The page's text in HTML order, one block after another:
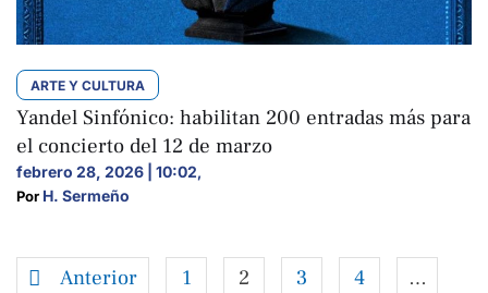
ARTE Y CULTURA
Yandel Sinfónico: habilitan 200 entradas más para
el concierto del 12 de marzo
febrero 28, 2026 | 10:02,
Por H. Sermeño
Anterior 1 2 3 4
…